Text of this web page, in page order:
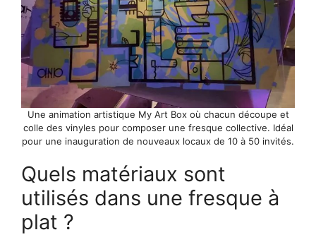
Une animation artistique My Art Box où chacun découpe et
colle des vinyles pour composer une fresque collective. Idéal
pour une inauguration de nouveaux locaux de 10 à 50 invités.
Quels matériaux sont
utilisés dans une fresque à
plat ?